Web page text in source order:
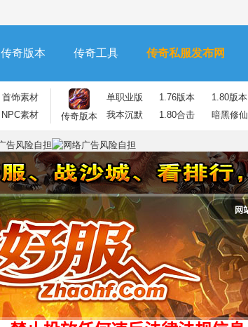
传奇版本 传奇工具 传奇私服发布网
首饰素材
NPC素材 传奇版本
单职业版 1.76版本
1.80版本
我本沉默
1.80合击 暗黑修仙